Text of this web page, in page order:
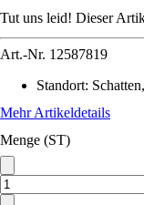
Tut uns leid! Dieser
Art.-Nr. 12587819
Standort:
Mehr Artikeldetails
Menge (ST)